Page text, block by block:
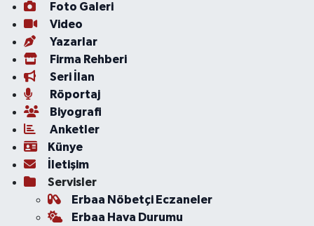
Foto Galeri
Video
Yazarlar
Firma Rehberi
Seri İlan
Röportaj
Biyografi
Anketler
Künye
İletişim
Servisler
Erbaa Nöbetçi Eczaneler
Erbaa Hava Durumu